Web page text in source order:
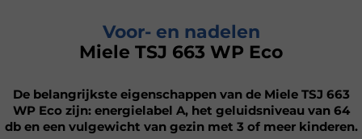
Voor- en nadelen
Miele TSJ 663 WP Eco
De belangrijkste eigenschappen van de Miele TSJ 663
WP Eco zijn: energielabel A, het geluidsniveau van 64
db en een vulgewicht van gezin met 3 of meer kinderen.